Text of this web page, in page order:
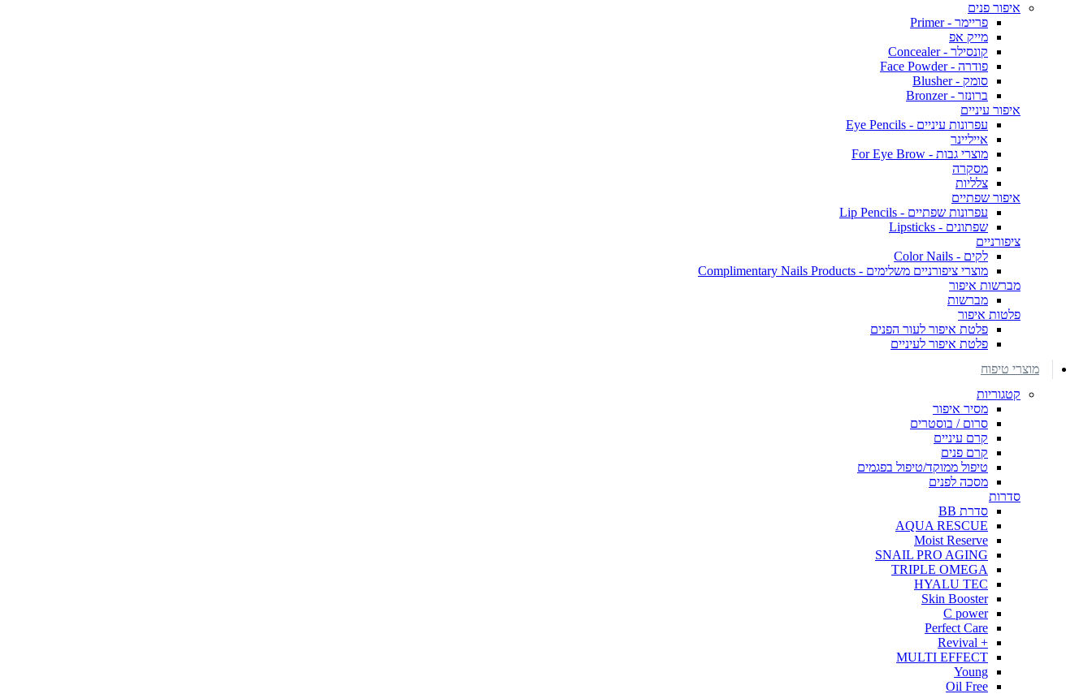
איפור פנים
פריימר - Primer
מייק אפ
קונסילר - Concealer
פודרה - Face Powder
סומק - Blusher
ברונזר - Bronzer
איפור עיניים
עפרונות עיניים - Eye Pencils
אייליינר
מוצרי גבות - For Eye Brow
מסקרה
צלליות
איפור שפתיים
עפרונות שפתיים - Lip Pencils
שפתונים - Lipsticks
ציפורניים
לקים - Color Nails
מוצרי ציפורניים משלימים - Complimentary Nails Products
מברשות איפור
מברשות
פלטות איפור
פלטת איפור לעור הפנים
פלטת איפור לעיניים
מוצרי טיפוח
קטגוריות
מסיר איפור
סרום / בוסטרים
קרם עיניים
קרם פנים
טיפול ממוקד/טיפול בפגמים
מסכה לפנים
סדרות
סדרת BB
AQUA RESCUE
Moist Reserve
SNAIL PRO AGING
TRIPLE OMEGA
HYALU TEC
Skin Booster
C power
Perfect Care
+ Revival
MULTI EFFECT
Young
Oil Free